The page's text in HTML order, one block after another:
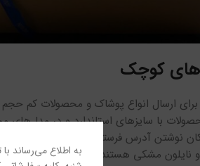
به اطلاع می‌رساند
کوچک
برای ارسال انواع پوشاک و محصولات
با سایزهای استاندارد و در
آدرس فرستنده و گیرنده، نیازی به
نایلون مشکی هستند.